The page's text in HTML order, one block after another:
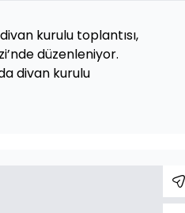
kurulu toplantısı,
düzenleniyor.
divan kurulu